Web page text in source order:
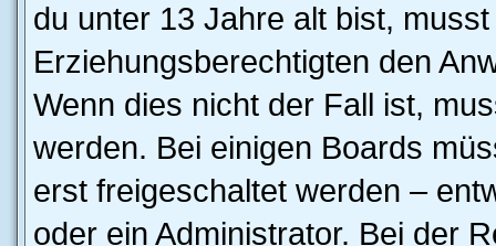
du unter 13 Jahre alt bist,
Erziehungsberechtigten den
Wenn dies nicht der Fall ist,
werden. Bei einigen Boards
erst freigeschaltet werden –
oder ein Administrator. Bei der